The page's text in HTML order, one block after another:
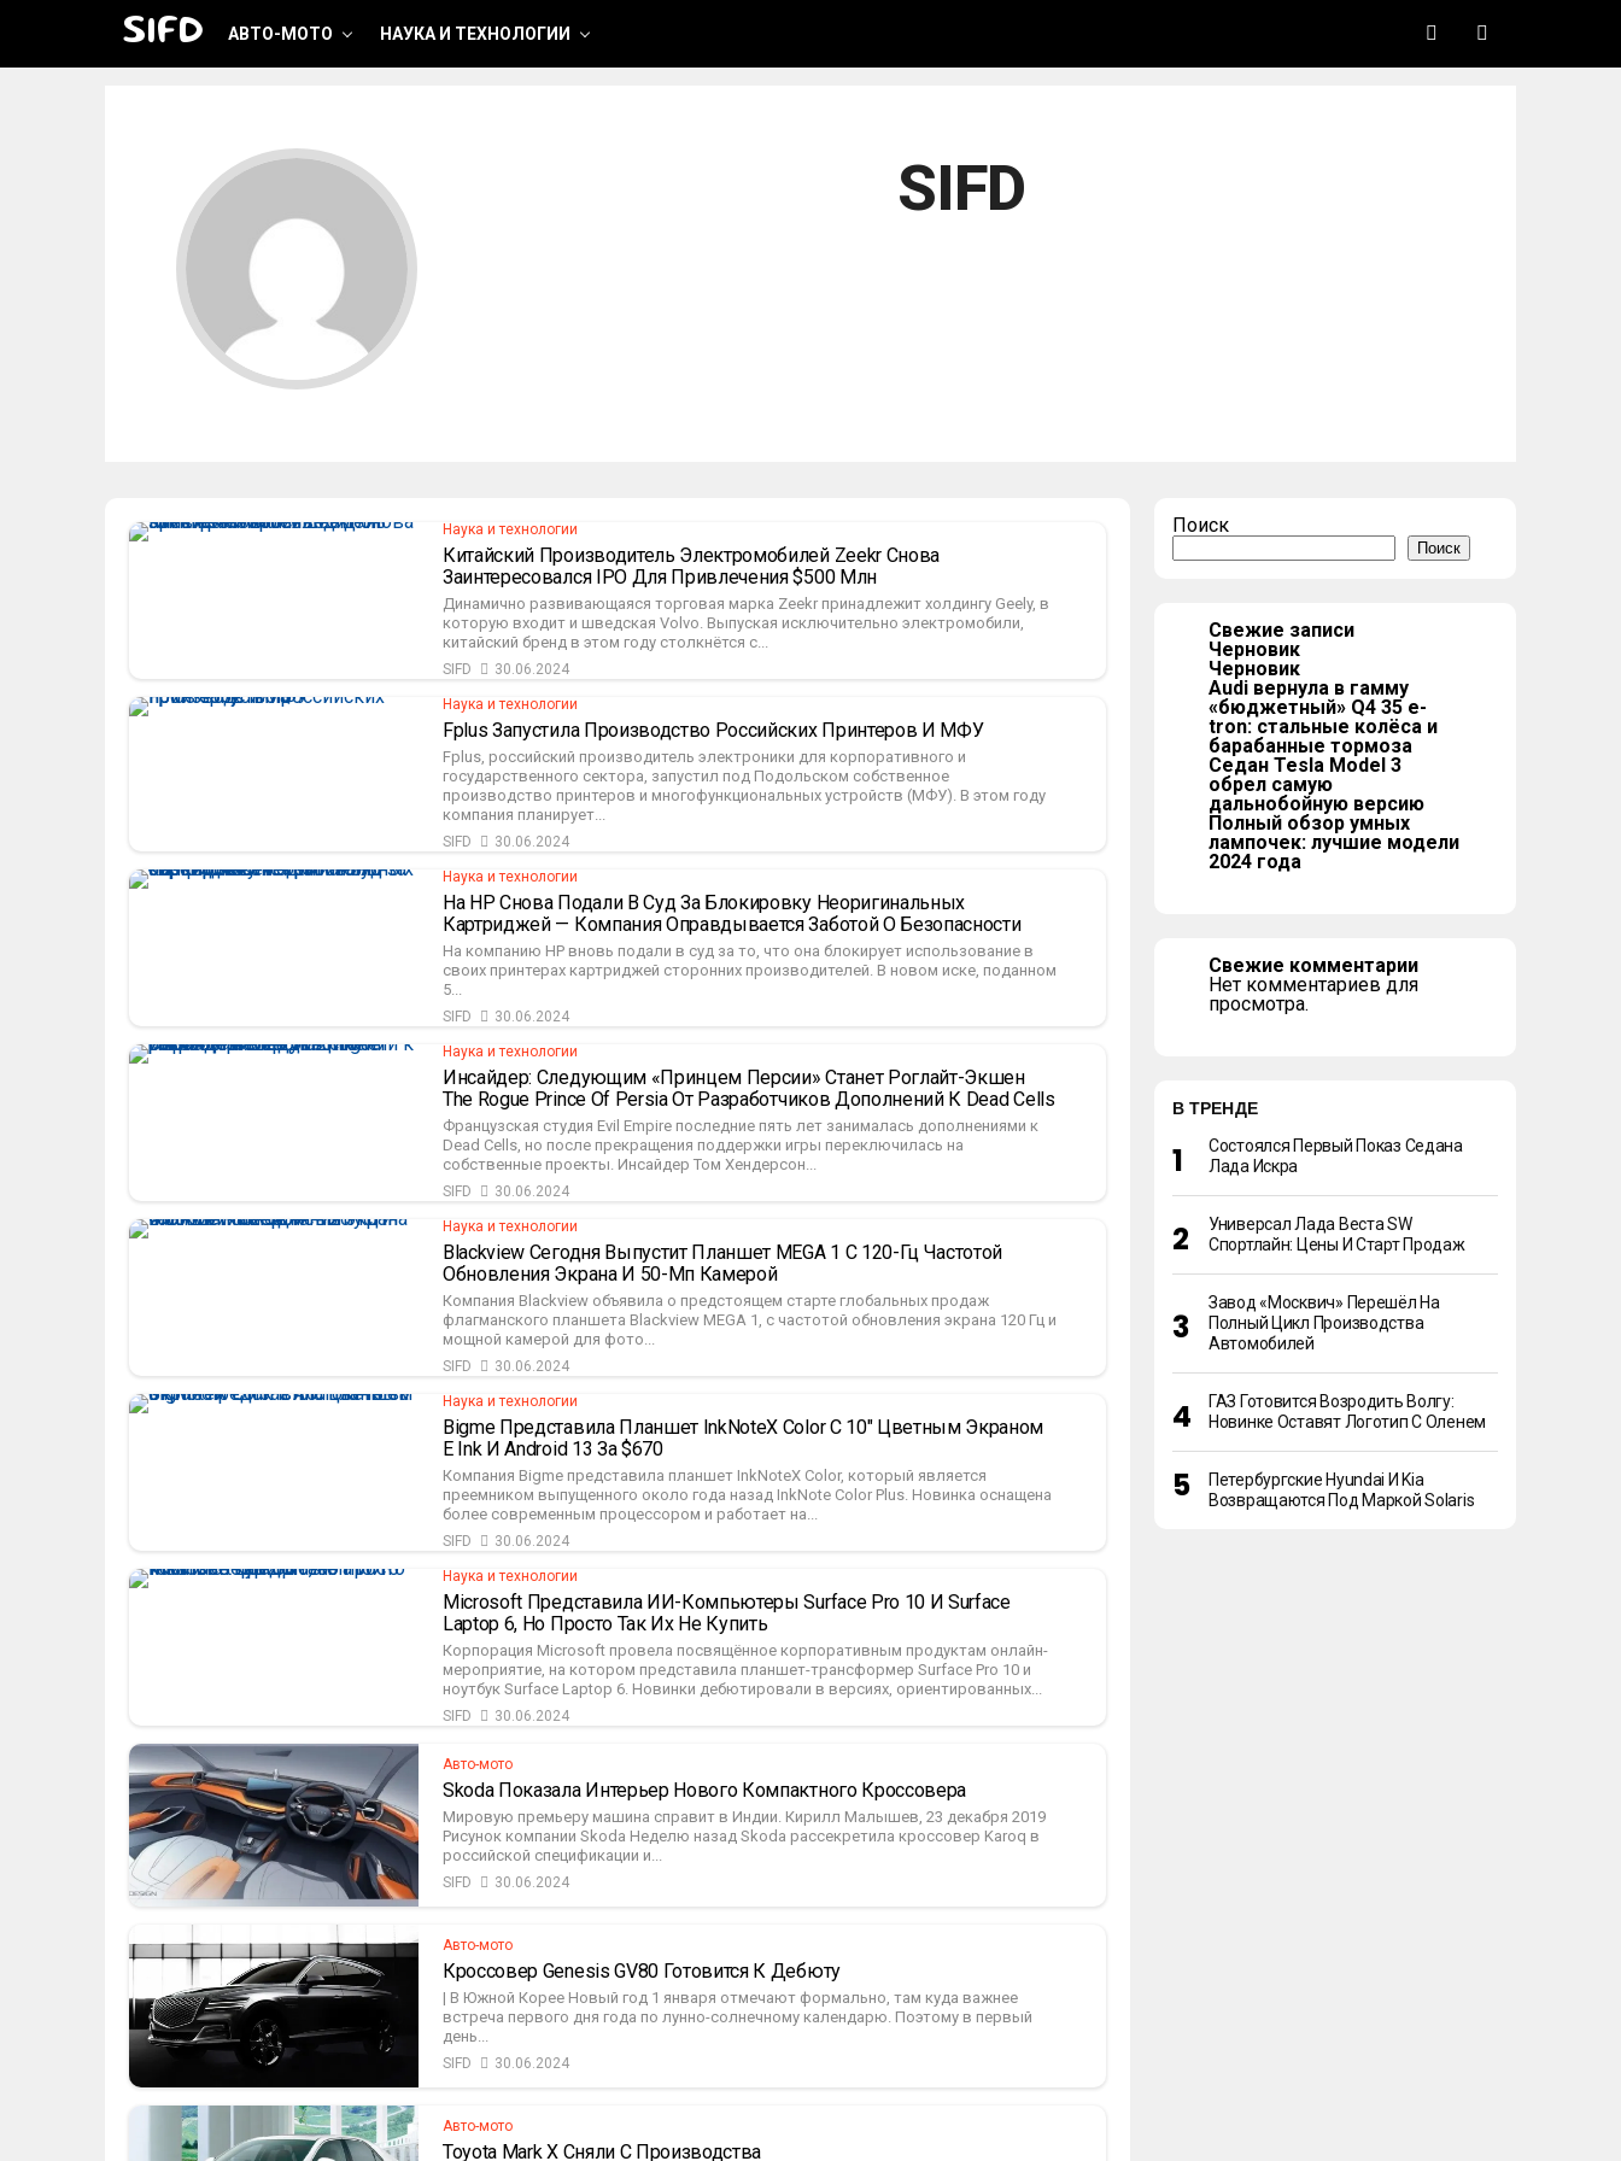
SIFD АВТО-МОТО НАУКА И ТЕХНОЛОГИИ
SIFD
Наука и технологии
Китайский Производитель Электромобилей Zeekr Снова
Заинтересовался IPO Для Привлечения $500 Млн
Динамично развивающаяся торговая марка Zeekr принадлежит холдингу Geely, в
которую входит и шведская Volvo. Выпуская исключительно электромобили,
китайский бренд в этом году столкнётся с...
SIFD 30.06.2024
Наука и технологии
Fplus Запустила Производство Российских Принтеров И МФУ
Fplus, российский производитель электроники для корпоративного и
государственного сектора, запустил под Подольском собственное
производство принтеров и многофункциональных устройств (МФУ). В этом году
компания планирует...
SIFD 30.06.2024
Наука и технологии
На HP Снова Подали В Суд За Блокировку Неоригинальных
Картриджей — Компания Оправдывается Заботой О Безопасности
На компанию HP вновь подали в суд за то, что она блокирует использование в
своих принтерах картриджей сторонних производителей. В новом иске, поданном
5...
SIFD 30.06.2024
Наука и технологии
Инсайдер: Следующим «Принцем Персии» Станет Роглайт-Экшен
The Rogue Prince Of Persia От Разработчиков Дополнений К Dead Cells
Французская студия Evil Empire последние пять лет занималась дополнениями к
Dead Cells, но после прекращения поддержки игры переключилась на
собственные проекты. Инсайдер Том Хендерсон...
SIFD 30.06.2024
Наука и технологии
Blackview Сегодня Выпустит Планшет MEGA 1 С 120-Гц Частотой
Обновления Экрана И 50-Мп Камерой
Компания Blackview объявила о предстоящем старте глобальных продаж
флагманского планшета Blackview MEGA 1, с частотой обновления экрана 120 Гц и
мощной камерой для фото...
SIFD 30.06.2024
Наука и технологии
Bigme Представила Планшет InkNoteX Color С 10″ Цветным Экраном
E Ink И Android 13 За $670
Компания Bigme представила планшет InkNoteX Color, который является
преемником выпущенного около года назад InkNote Color Plus. Новинка оснащена
более современным процессором и работает на...
SIFD 30.06.2024
Наука и технологии
Microsoft Представила ИИ-Компьютеры Surface Pro 10 И Surface
Laptop 6, Но Просто Так Их Не Купить
Корпорация Microsoft провела посвящённое корпоративным продуктам онлайн-
мероприятие, на котором представила планшет-трансформер Surface Pro 10 и
ноутбук Surface Laptop 6. Новинки дебютировали в версиях, ориентированных...
SIFD 30.06.2024
Авто-мото
Skoda Показала Интерьер Нового Компактного Кроссовера
Мировую премьеру машина справит в Индии. Кирилл Малышев, 23 декабря 2019
Рисунок компании Skoda Неделю назад Skoda рассекретила кроссовер Karoq в
российской спецификации и...
SIFD 30.06.2024
Авто-мото
Кроссовер Genesis GV80 Готовится К Дебюту
| В Южной Корее Новый год 1 января отмечают формально, там куда важнее
встреча первого дня года по лунно-солнечному календарю. Поэтому в первый
день...
SIFD 30.06.2024
Авто-мото
Toyota Mark X Сняли С Производства
Поиск
Поиск
Свежие записи
Черновик
Черновик
Audi вернула в гамму
«бюджетный» Q4 35 e-
tron: стальные колёса и
барабанные тормоза
Седан Tesla Model 3
обрел самую
дальнобойную версию
Полный обзор умных
лампочек: лучшие модели
2024 года
Свежие комментарии
Нет комментариев для
просмотра.
В ТРЕНДЕ
Состоялся Первый Показ Седана
Лада Искра
Универсал Лада Веста SW
Спортлайн: Цены И Старт Продаж
Завод «Москвич» Перешёл На
Полный Цикл Производства
Автомобилей
ГАЗ Готовится Возродить Волгу:
Новинке Оставят Логотип С Оленем
Петербургские Hyundai И Kia
Возвращаются Под Маркой Solaris